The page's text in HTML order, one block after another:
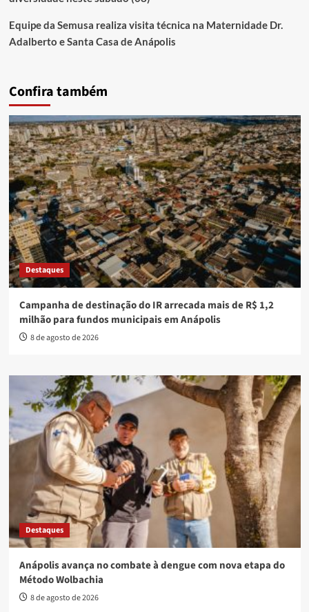
Equipe da Semusa realiza visita técnica na Maternidade Dr.
Adalberto e Santa Casa de Anápolis
Confira também
Destaques
Campanha de destinação do IR arrecada mais de R$ 1,2
milhão para fundos municipais em Anápolis
8 de agosto de 2026
Destaques
Anápolis avança no combate à dengue com nova etapa do
Método Wolbachia
8 de agosto de 2026